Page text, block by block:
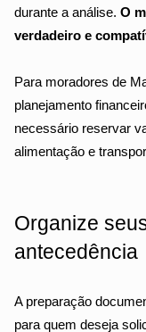
durante a análise. O
verdadeiro e
Para moradores de
planejamento
necessário reservar
alimentação e
Organize
antecedência
A preparação
para quem deseja